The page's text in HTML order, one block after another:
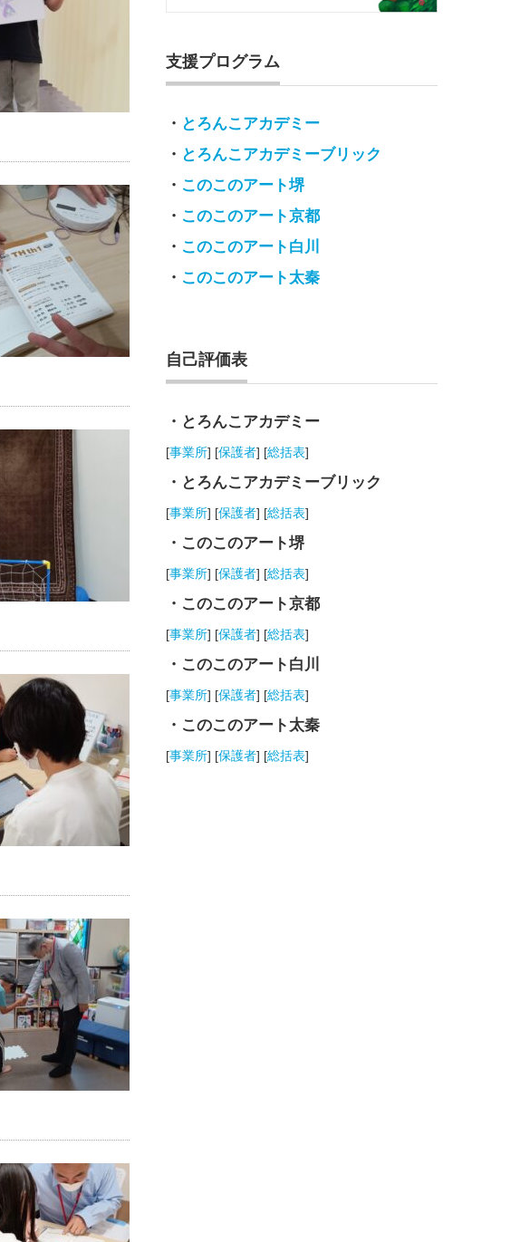
支援プログラム
・ とろんこアカデミー
・ とろんこアカデミーブリック
・ このこのアート堺
・ このこのアート京都
・ このこのアート白川
・ このこのアート太秦
自己評価表
・とろんこアカデミー
[事業所] [保護者] [総括表]
・とろんこアカデミーブリック
[事業所] [保護者] [総括表]
・このこのアート堺
[事業所] [保護者] [総括表]
・このこのアート京都
[事業所] [保護者] [総括表]
・このこのアート白川
[事業所] [保護者] [総括表]
・このこのアート太秦
[事業所] [保護者] [総括表]